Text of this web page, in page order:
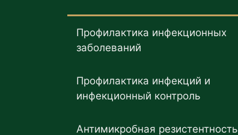
Профилактика инфекционных
заболеваний
Профилактика инфекций и
инфекционный контроль
Антимикробная резистентность